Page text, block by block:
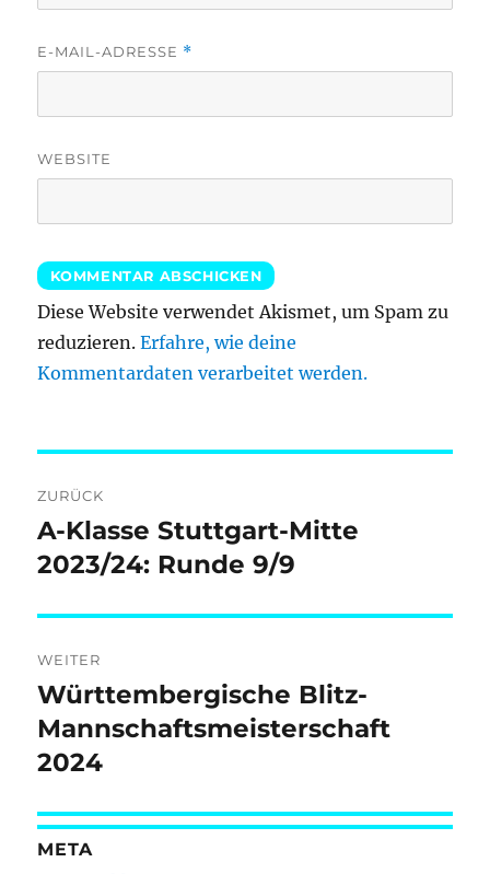
E-MAIL-ADRESSE *
WEBSITE
Diese Website verwendet Akismet, um Spam zu
reduzieren.Erfahre, wie deine
Kommentardaten verarbeitet werden.
ZURÜCK
Vorheriger
Beitrag:
A-Klasse Stuttgart-Mitte
2023/24: Runde 9/9
WEITER
Nächster
Beitrag:
Württembergische Blitz-
Mannschaftsmeisterschaft
2024
META